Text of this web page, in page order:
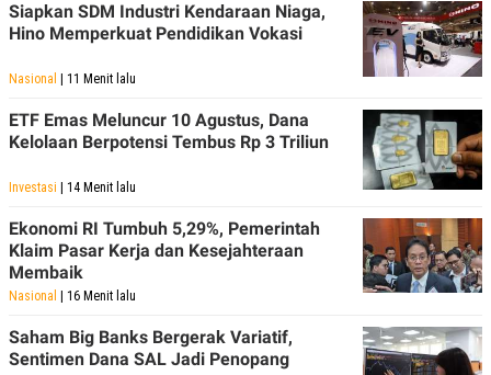
Siapkan SDM Industri Kendaraan Niaga,
Hino Memperkuat Pendidikan Vokasi
Nasional | 11 Menit lalu
ETF Emas Meluncur 10 Agustus, Dana
Kelolaan Berpotensi Tembus Rp 3 Triliun
Investasi | 14 Menit lalu
Ekonomi RI Tumbuh 5,29%, Pemerintah
Klaim Pasar Kerja dan Kesejahteraan
Membaik
Nasional | 16 Menit lalu
Saham Big Banks Bergerak Variatif,
Sentimen Dana SAL Jadi Penopang